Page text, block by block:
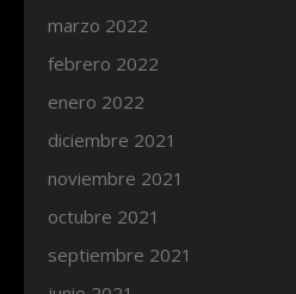
marzo 2022
febrero 2022
enero 2022
diciembre 2021
noviembre 2021
octubre 2021
septiembre 2021